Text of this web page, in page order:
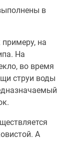
в
на
На
во время
струи воды
А